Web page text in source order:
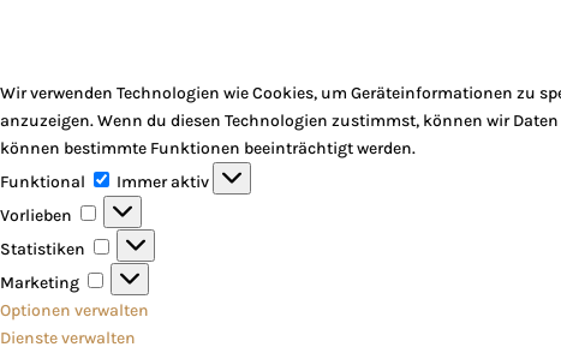
Wir verwenden Technologien wie Cookies, um Geräteinformationen zu
anzuzeigen. Wenn du diesen Technologien zustimmst, können wir
können bestimmte Funktionen beeinträchtigt werden.
Funktional
Funktional
Immer aktiv
Vorlieben
Vorlieben
Statistiken
Statistiken
Marketing
Marketing
Optionen verwalten
Dienste verwalten